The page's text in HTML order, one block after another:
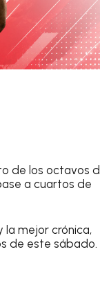
de los octavos
a cuartos de
la mejor crónica,
de este sábado.